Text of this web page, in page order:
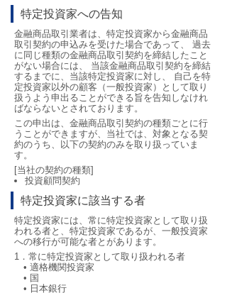
特定投資家への告知
金融商品取引業者は、特定投資家から金融商品
取引契約の申込みを受けた場合であって、 過去
に同じ種類の金融商品取引契約を締結したこと
がない場合には、 当該金融商品取引契約を締結
するまでに、当該特定投資家に対し、 自己を特
定投資家以外の顧客（一般投資家）として取り
扱うよう申出ることができる旨を告知しなけれ
ばならないとされております。
この申出は、金融商品取引契約の種類ごとに行
うことができますが、当社では、対象となる契
約のうち、以下の契約のみを取り扱っていま
す。
[当社の契約の種類]
投資顧問契約
特定投資家に該当する者
特定投資家には、常に特定投資家として取り扱
われる者と、特定投資家であるが、一般投資家
への移行が可能な者とがあります。
1．常に特定投資家として取り扱われる者
• 適格機関投資家
• 国
• 日本銀行